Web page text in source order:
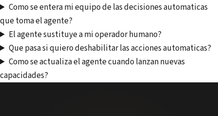
Como se entera mi equipo de las decisiones automaticas
que toma el agente?
El agente sustituye a mi operador humano?
Que pasa si quiero deshabilitar las acciones automaticas?
Como se actualiza el agente cuando lanzan nuevas
capacidades?